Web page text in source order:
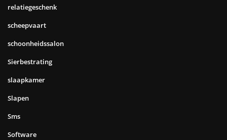
relatiegeschenk
scheepvaart
schoonheidssalon
Sierbestrating
slaapkamer
Slapen
Sms
Software